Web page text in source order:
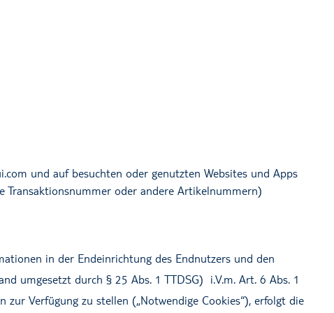
und auf besuchten oder genutzten Websites und Apps
Transaktionsnummer oder andere Artikelnummern)
in der Endeinrichtung des Endnutzers und den
umgesetzt durch § 25 Abs. 1 TTDSG) i.V.m. Art. 6 Abs. 1
Verfügung zu stellen („Notwendige Cookies“), erfolgt die